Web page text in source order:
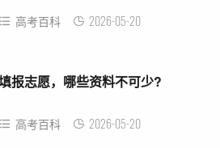
高考百科 2026-05-20
报志愿，哪些资料不可少?
高考百科 2026-05-20